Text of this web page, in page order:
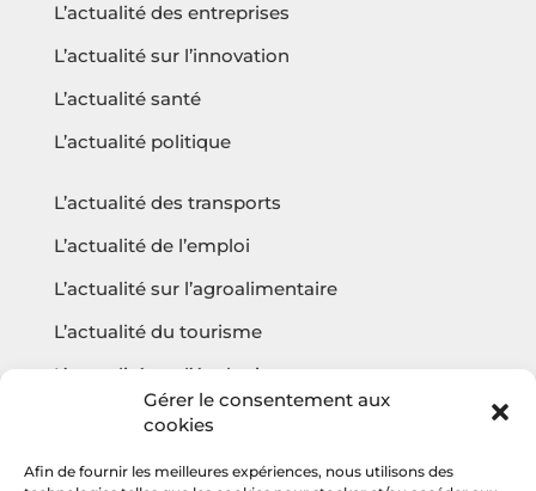
Gérer le consentement aux
cookies
Afin de fournir les meilleures expériences, nous utilisons des
L’actualité des entreprises
L’actualité sur l’innovation
L’actualité santé
L’actualité politique
L’actualité des transports
L’actualité de l’emploi
L’actualité sur l’agroalimentaire
L’actualité du tourisme
L’actualité sur l’écologie
Questions fréquentes